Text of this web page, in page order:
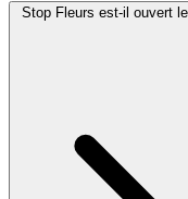
Stop Fleurs est-il ouvert